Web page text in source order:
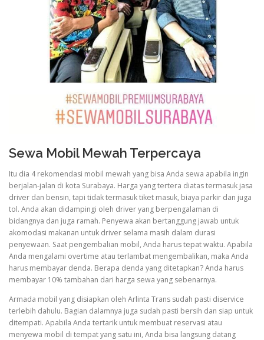
Sewa Mobil Mewah Terpercaya
Itu dia 4 rekomendasi mobil mewah yang bisa Anda sewa apabila ingin
berjalan-jalan di kota Surabaya. Harga yang tertera diatas termasuk jasa
driver dan bensin, tapi tidak termasuk tiket masuk, biaya parkir dan juga
tol. Anda akan didampingi oleh driver yang berpengalaman di
bidangnya dan juga ramah. Penyewa akan bertanggung jawab untuk
akomodasi makanan untuk driver selama masih dalam durasi
penyewaan. Saat pengembalian mobil, Anda harus tepat waktu. Apabila
Anda mengalami overtime atau terlambat mengembalikan, maka Anda
harus membayar denda. Berapa denda yang ditetapkan? Anda harus
membayar 10% tambahan dari harga sewa yang sebenarnya.
Armada mobil yang disiapkan oleh Arlinta Trans sudah pasti diservice
terlebih dahulu. Bagian dalamnya juga sudah pasti bersih dan siap untuk
ditempati. Apabila Anda tertarik untuk membuat reservasi atau
menyewa mobil di tempat yang satu ini, Anda bisa langsung datang